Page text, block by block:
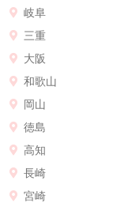
岐阜
三重
大阪
和歌山
岡山
徳島
高知
長崎
宮崎